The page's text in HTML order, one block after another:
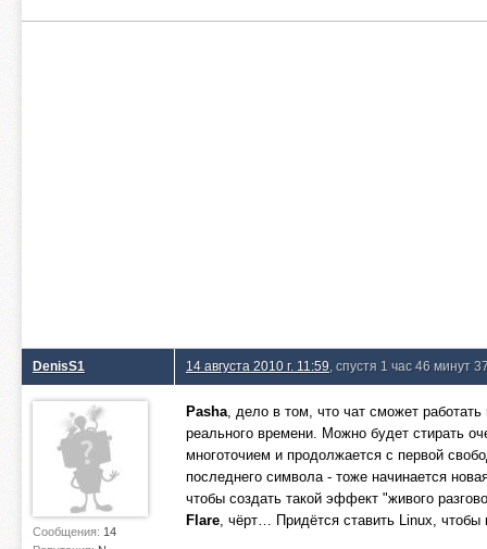
DenisS1
Сообщения: 14
14 августа 2010 г. 11:59 , спустя 1 час 46 минут
Pasha, дело в том, что чат сможет
реального времени. Можно будет стирать
многоточием и продолжается с первой
последнего символа - тоже начинается
чтобы создать такой эффект "живого
Flare, чёрт… Придётся ставить Linux, чтобы